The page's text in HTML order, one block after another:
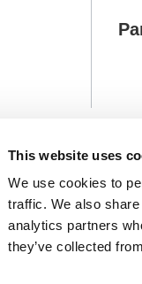
This website uses
We use cookies to
traffic. We also
analytics partners
they’ve collected
Loramendi, 4. Apartado 23
Tel.:+34 943 712 185
Correo electrónico: